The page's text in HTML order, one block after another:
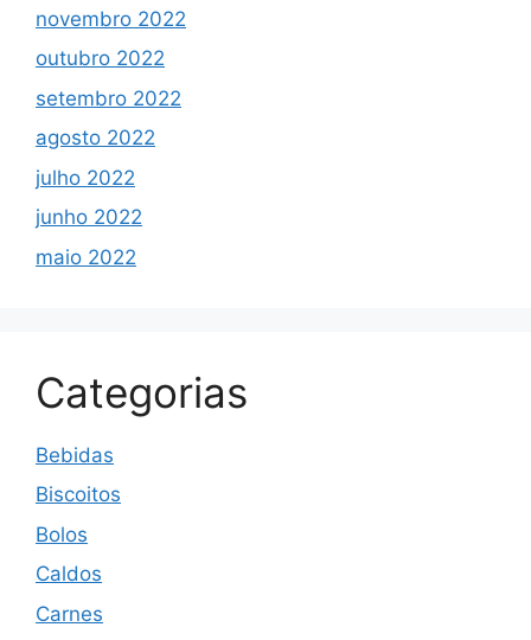
novembro 2022
outubro 2022
setembro 2022
agosto 2022
julho 2022
junho 2022
maio 2022
Categorias
Bebidas
Biscoitos
Bolos
Caldos
Carnes